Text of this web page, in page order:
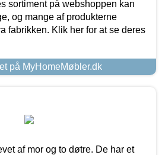
sortiment på webshoppen kan
og mange af produkterne
fabrikken. Klik her for at se deres
på MyHomeMøbler.dk
af mor og to døtre. De har et